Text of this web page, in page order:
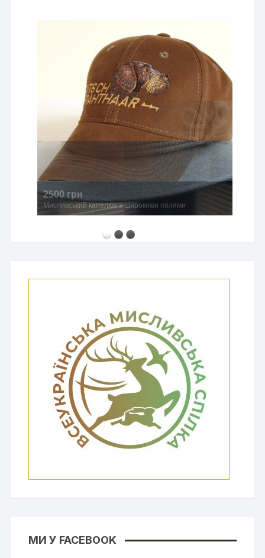
2500 грн
Мисливський капелюх з широкими полями
МИ У FACEBOOK